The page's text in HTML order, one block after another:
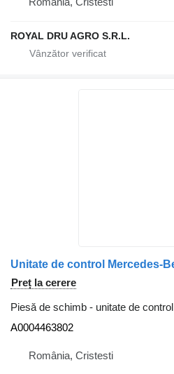
ROYAL DRU AGRO S.R.L.
Preț la cerere
Piesă de schimb - unitate de control
A0004463802
România, Cristesti